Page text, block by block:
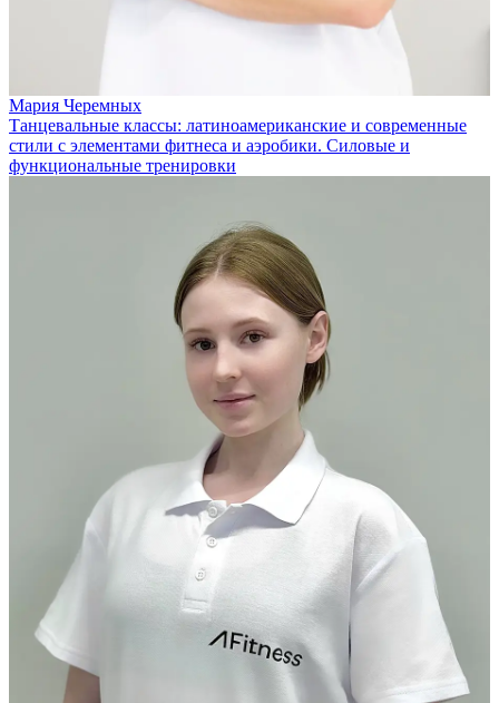
Мария Черемных
Танцевальные классы: латиноамериканские и современные
стили с элементами фитнеса и аэробики. Силовые и
функциональные тренировки